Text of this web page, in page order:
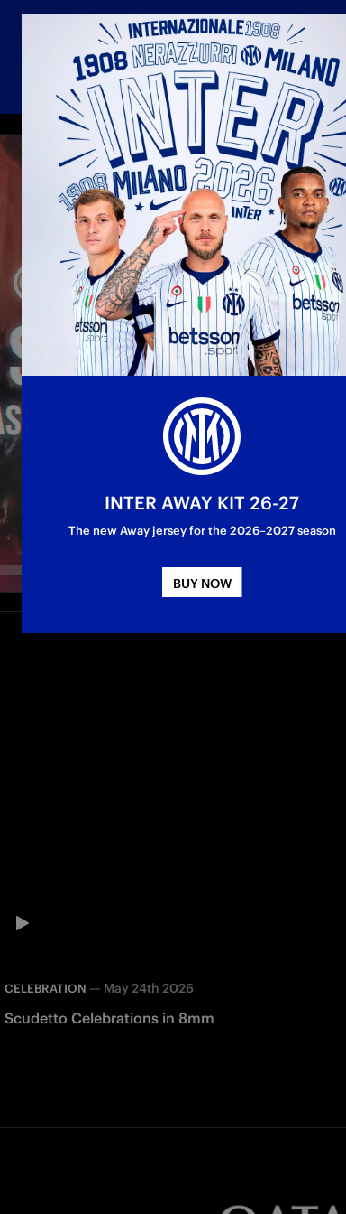
Youth sector
合作伙伴
国际米兰俱乐部
国际米兰青训学院
Matchday programme
Hospitality
Hospitality Virtual Tour
Away matches
Parking
CELEBRATION — May 24th 2026
Scudetto Celebrations in 8mm
INTER AWAY KIT 26-27
The new Away jersey for the 2026–2027 season
BUY NOW